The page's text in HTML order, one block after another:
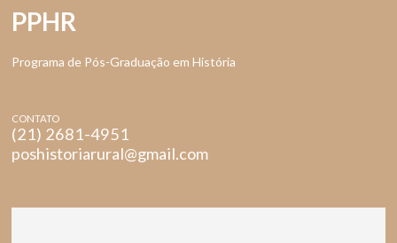
PPHR
Programa de Pós-Graduação em História
CONTATO
(21) 2681-4951
poshistoriarural@gmail.com